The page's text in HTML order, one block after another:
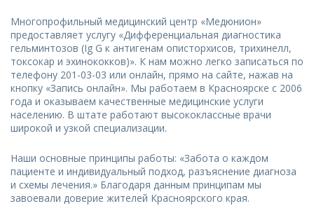
Многопрофильный медицинский центр «Медюнион»
предоставляет услугу «Дифференциальная диагностика
гельминтозов (Ig G к антигенам описторхисов, трихинелл,
токсокар и эхинококков)». К нам можно легко записаться по
телефону 201-03-03 или онлайн, прямо на сайте, нажав на
кнопку «Запись онлайн». Мы работаем в Красноярске с 2006
года и оказываем качественные медицинские услуги
населению. В штате работают высококлассные врачи
широкой и узкой специализации.
Наши основные принципы работы: «Забота о каждом
пациенте и индивидуальный подход, разъяснение диагноза
и схемы лечения.» Благодаря данным принципам мы
завоевали доверие жителей Красноярского края.